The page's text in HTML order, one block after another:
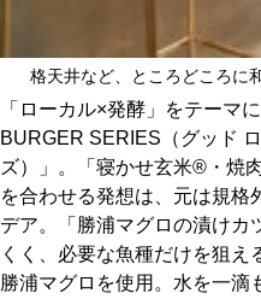
格天井など、ところどころに
「ローカル×発酵」をテーマ
BURGER SERIES（グッド
ズ）」。「寝かせ玄米®・焼
を合わせる発想は、元は規格
デア。「勝浦マグロの漬けカ
くく、必要な魚種だけを狙え
勝浦マグロを使用。水を一滴